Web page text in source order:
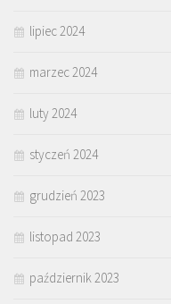
lipiec 2024
marzec 2024
luty 2024
styczeń 2024
grudzień 2023
listopad 2023
październik 2023